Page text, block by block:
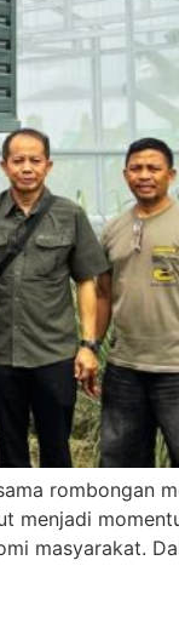
rombongan
menjadi
masyarakat.